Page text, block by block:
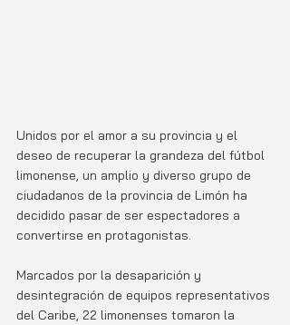
Unidos por el amor a su provincia y el
deseo de recuperar la grandeza del fútbol
limonense, un amplio y diverso grupo de
ciudadanos de la provincia de Limón ha
decidido pasar de ser espectadores a
convertirse en protagonistas.
Marcados por la desaparición y
desintegración de equipos representativos
del Caribe, 22 limonenses tomaron la